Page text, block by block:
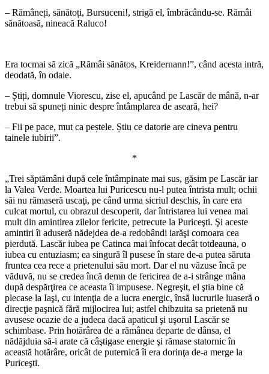
– Rămâneți, sănătoți, Bursuceni!, strigă el, îmbrăcându-se. Rămâi
sănătoasă, nineacă Raluco!
Era tocmai să zică „Rămâi sănătos, Kreidernann!”, când acesta intră,
deodată, în odaie.
– Știți, domnule Viorescu, zise el, apucând pe Lascăr de mână, n-ar
trebui să spuneți ninic despre întâmplarea de aseară, hei?
– Fii pe pace, mut ca peștele. Știu ce datorie are cineva pentru
tainele iubirii”.
*
„Trei săptămâni după cele întâmpinate mai sus, găsim pe Lascăr iar
la Valea Verde. Moartea lui Puricescu nu-l putea întrista mult; ochii
săi nu rămaseră uscaţi, pe când urma sicriul deschis, în care era
culcat mortul, cu obrazul descoperit, dar întristarea lui venea mai
mult din amintirea zilelor fericite, petrecute la Puriceşti. Şi aceste
amintiri îi aduseră nădejdea de-a redobândi iarăşi comoara cea
pierdută. Lascăr iubea pe Catinca mai înfocat decât totdeauna, o
iubea cu entuziasm; ea singură îl pusese în stare de-a putea săruta
fruntea cea rece a prietenului său mort. Dar el nu văzuse încă pe
văduvă, nu se credea încă demn de fericirea de a-i strânge mâna
după despărţirea ce aceasta îi impusese. Negreşit, el ştia bine că
plecase la Iaşi, cu intenţia de a lucra energic, însă lucrurile luaseră o
direcţie paşnică fără mijlocirea lui; astfel chibzuita sa prietenă nu
avusese ocazie de a judeca dacă apaticul şi uşorul Lascăr se
schimbase. Prin hotărârea de a rămânea departe de dânsa, el
nădăjduia să-i arate că câştigase energie şi rămase statornic în
această hotărâre, oricât de puternică îi era dorinţa de-a merge la
Puriceşti.